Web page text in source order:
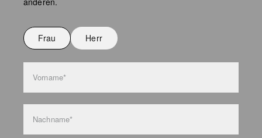
Nicht waschen
Frau Herr
Vorname*
Nachname*